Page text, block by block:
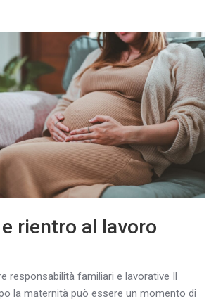
rientro al lavoro
responsabilità familiari e lavorative Il
la maternità può essere un momento di